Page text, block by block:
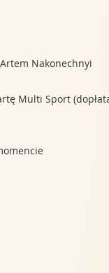
Nakonechnyi
Multi Sport